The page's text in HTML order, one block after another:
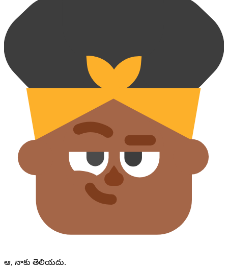
ఆ, నాకు తెలియదు.